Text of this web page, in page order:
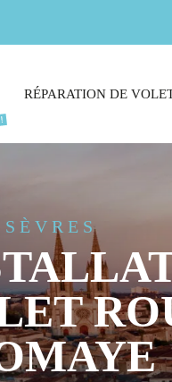
RÉPARATION DE